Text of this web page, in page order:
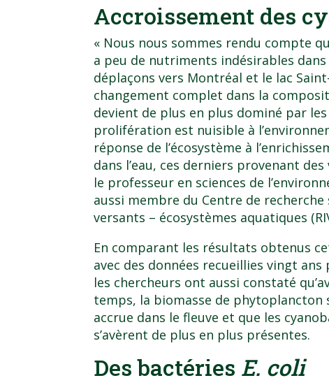
Accroissement des
« Nous nous sommes rendu compte
a peu de nutriments indésirables dans
déplaçons vers Montréal et le lac
changement complet dans la
devient de plus en plus dominé par
prolifération est nuisible à
réponse de l’écosystème à
dans l’eau, ces derniers provenant
le professeur en sciences de
aussi membre du Centre de
versants – écosystèmes aquatiques
En comparant les résultats obtenus
avec des données recueillies vingt
les chercheurs ont aussi constaté
temps, la biomasse de phytoplancton
accrue dans le fleuve et que les
s’avèrent de plus en plus présentes.
Des bactéries E. coli